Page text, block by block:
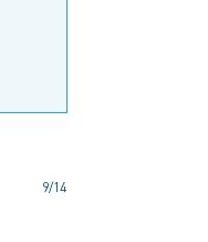
9/14